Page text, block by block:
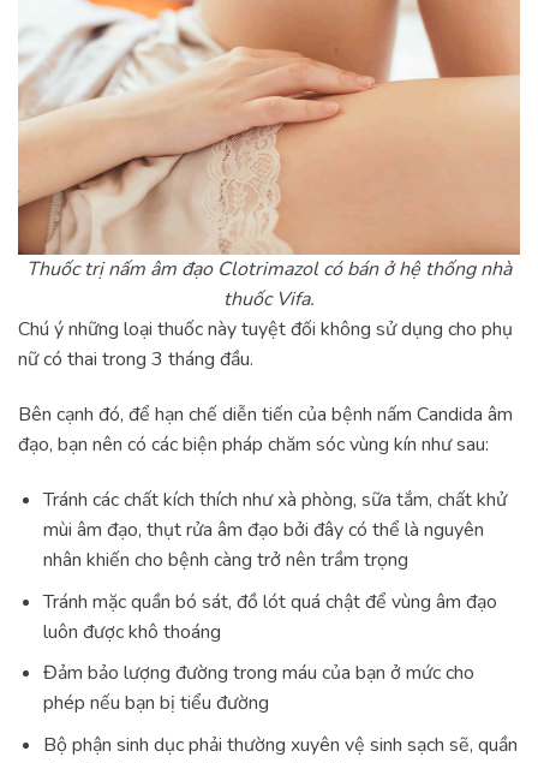
Thuốc trị nấm âm đạo Clotrimazol có bán ở hệ thống nhà
thuốc Vifa.
Chú ý những loại thuốc này tuyệt đối không sử dụng cho phụ
nữ có thai trong 3 tháng đầu.
Bên cạnh đó, để hạn chế diễn tiến của bệnh nấm Candida âm
đạo, bạn nên có các biện pháp chăm sóc vùng kín như sau:
Tránh các chất kích thích như xà phòng, sữa tắm, chất khử
mùi âm đạo, thụt rửa âm đạo bởi đây có thể là nguyên
nhân khiến cho bệnh càng trở nên trầm trọng
Tránh mặc quần bó sát, đồ lót quá chật để vùng âm đạo
luôn được khô thoáng
Đảm bảo lượng đường trong máu của bạn ở mức cho
phép nếu bạn bị tiểu đường
Bộ phận sinh dục phải thường xuyên vệ sinh sạch sẽ, quần